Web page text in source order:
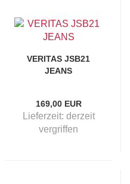
VERITAS JSB21
JEANS
169,00 EUR
Lieferzeit: derzeit
vergriffen